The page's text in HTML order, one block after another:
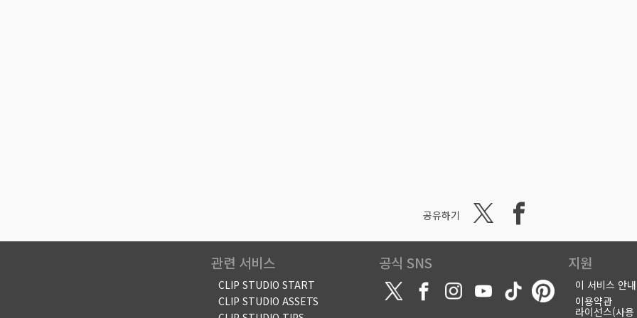
공유하기
관련 서비스
CLIP STUDIO START
CLIP STUDIO ASSETS
공식 SNS 지원
이 서비스 안내
이용약관
라이선스(사